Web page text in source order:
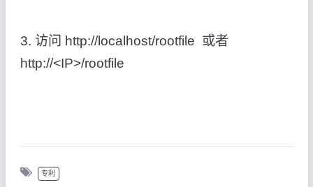
3. 访问 http://localhost/rootfile 或者
http://<IP>/rootfile
专利